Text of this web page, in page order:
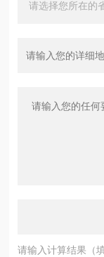
请输入计算结果（